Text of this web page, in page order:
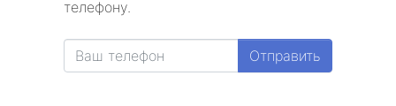
телефону.
Отправить